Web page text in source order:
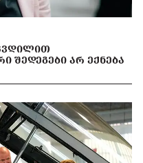
ᲨᲔᲓᲔᲒᲔᲑᲘ ᲐᲠ ᲔᲥᲜᲔᲑᲐ